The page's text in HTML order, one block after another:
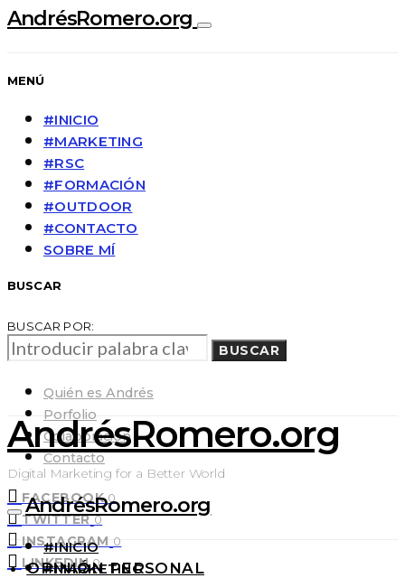
AndrésRomero.org
MENÚ
#INICIO
#MARKETING
#RSC
#FORMACIÓN
#OUTDOOR
#CONTACTO
SOBRE MÍ
BUSCAR
BUSCAR POR:
BUSCAR
Quién es Andrés
Porfolio
Colaboración
Contacto
FACEBOOK 0
TWITTER 0
INSTAGRAM 0
LINKEDIN 0
AndrésRomero.org
Digital Marketing for a Better World
AndrésRomero.org
#INICIO
#MARKETING
OPINIÓN PERSONAL